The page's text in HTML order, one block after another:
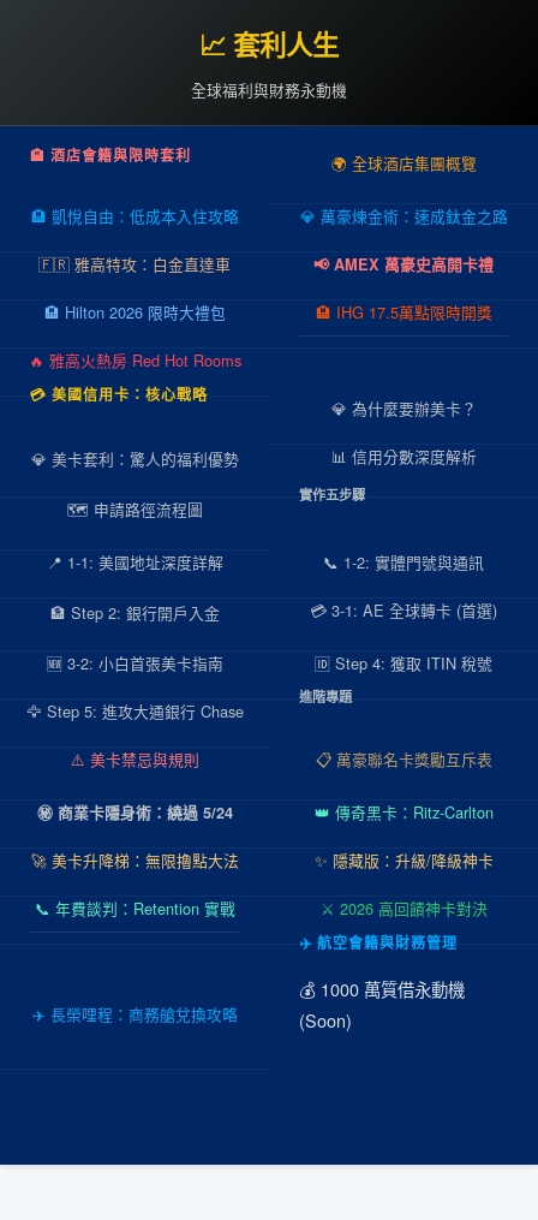
📈 套利人生
全球福利與財務永動機
🏨 酒店會籍與限時套利 🌍 全球酒店集團概覽
🏨 凱悅自由：低成本入住攻略 💎 萬豪煉金術：速成鈦金之路
🇫🇷 雅高特攻：白金直達車 📢 AMEX 萬豪史高開卡禮
🏨 Hilton 2026 限時大禮包 🏨 IHG 17.5萬點限時開獎
🔥 雅高火熱房 Red Hot Rooms
💳 美國信用卡：核心戰略
💎 為什麼要辦美卡？
💎 美卡套利：驚人的福利優勢 📊 信用分數深度解析
🗺️ 申請路徑流程圖
實作五步驟
📍 1-1: 美國地址深度詳解 📞 1-2: 實體門號與通訊
🏦 Step 2: 銀行開戶入金 💳 3-1: AE 全球轉卡 (首選)
🆕 3-2: 小白首張美卡指南 🆔 Step 4: 獲取 ITIN 稅號
🦅 Step 5: 進攻大通銀行 Chase
進階專題
⚠️ 美卡禁忌與規則 📋 萬豪聯名卡獎勵互斥表
㊙️ 商業卡隱身術：繞過 5/24 👑 傳奇黑卡：Ritz-Carlton
🚀 美卡升降梯：無限擼點大法 ✨ 隱藏版：升級/降級神卡
📞 年費談判：Retention 實戰 ⚔️ 2026 高回饋神卡對決
✈️ 航空會籍與財務管理
✈️ 長榮哩程：商務艙兌換攻略
💰 1000 萬質借永動機
(Soon)